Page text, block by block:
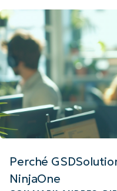
Perché
NinjaOne